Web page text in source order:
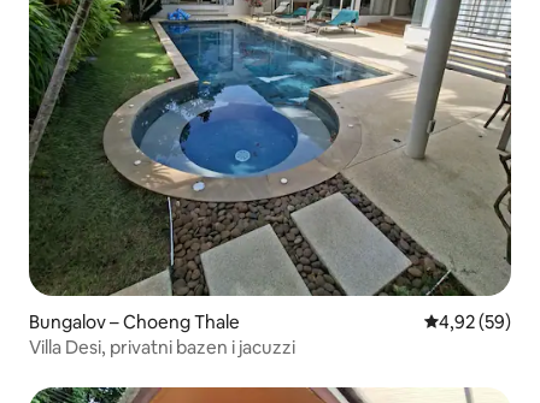
Bungalov – Choeng Thale Prosječna
4,92 (59)
Villa Desi, privatni bazen i jacuzzi